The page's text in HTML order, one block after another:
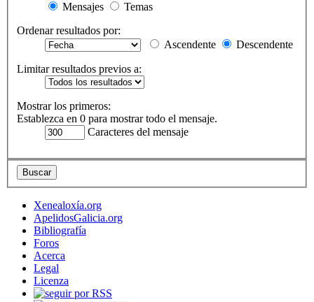
Mensajes
Temas
Ordenar resultados por:
Ascendente
Descendente
Limitar resultados previos a:
Mostrar los primeros:
Establezca en 0 para mostrar todo el mensaje.
Caracteres del mensaje
Xenealoxía.org
ApelidosGalicia.org
Bibliografía
Foros
Acerca
Legal
Licenza